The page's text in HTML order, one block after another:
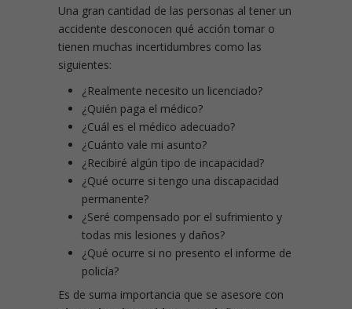
Una gran cantidad de las personas al tener un
accidente desconocen qué acción tomar o
tienen muchas incertidumbres como las
siguientes:
¿Realmente necesito un licenciado?
¿Quién paga el médico?
¿Cuál es el médico adecuado?
¿Cuánto vale mi asunto?
¿Recibiré algún tipo de incapacidad?
¿Qué ocurre si tengo una discapacidad
permanente?
¿Seré compensado por el sufrimiento y
todas mis lesiones y daños?
¿Qué ocurre si no presento el informe de
policía?
Es de suma importancia que se asesore con